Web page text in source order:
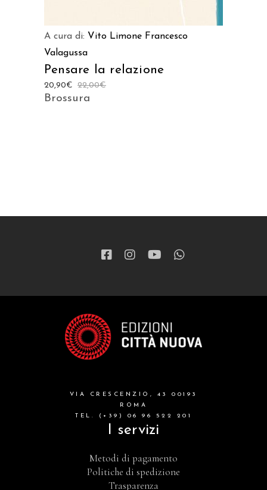
A cura di: Vito Limone Francesco
Valagussa
Pensare la relazione
22,00€
20,90€
Brossura
VIA CRESCENZIO, 43 00193
ROMA
TEL. (+39) 06 96 522 201
I servizi
Metodi di pagamento
Politiche di spedizione
Trasparenza